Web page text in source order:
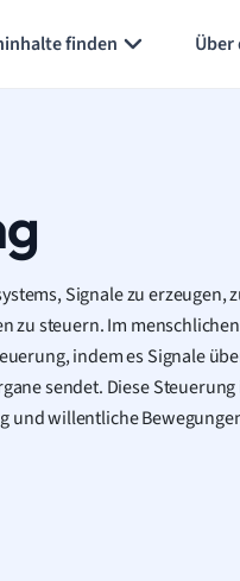
finden Über
Signale zu erzeugen,
zu steuern. Im menschlichen
indem es Signale
sendet. Diese Steuerung
und willentliche